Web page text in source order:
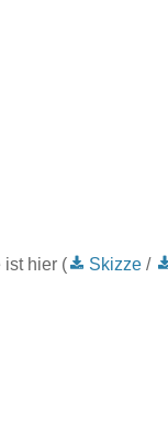
ist hier ( Skizze /